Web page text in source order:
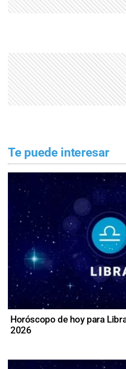
Te puede interesar
Horóscopo de hoy para
2026